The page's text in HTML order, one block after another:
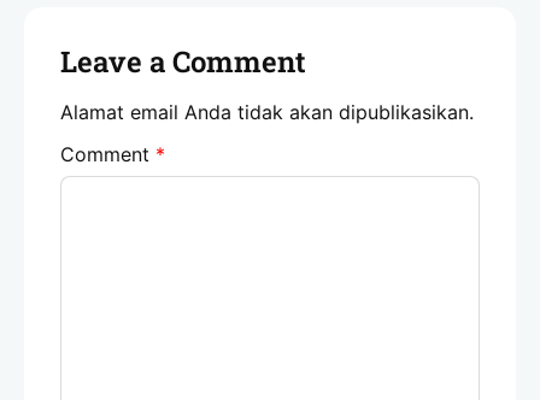
Leave a Comment
Alamat email Anda tidak akan dipublikasikan.
Comment *